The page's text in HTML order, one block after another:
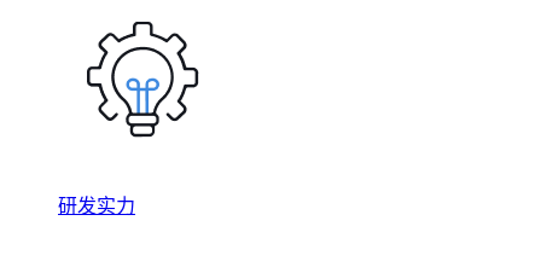
研发实力